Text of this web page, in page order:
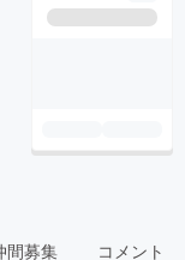
間募集 コメント